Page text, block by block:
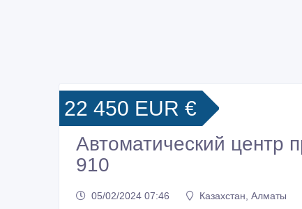
22 450 EUR €
Автоматический центр
910
05/02/2024 07:46
Казахстан, Алматы